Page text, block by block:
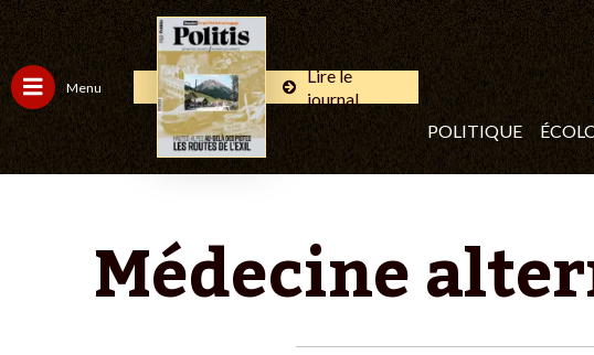
Menu
Lire le
journal
POLITIQUE
Médecine